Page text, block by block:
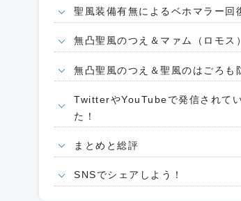
聖風装備有無によるベホマラー回
無凸聖風のつえ＆マァム（ロモ
無凸聖風のつえ＆聖風のはごろ
TwitterやYouTubeで発信されて
た！
まとめと総評
SNSでシェアしよう！